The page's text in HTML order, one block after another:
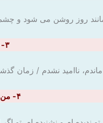
روز روشن می شود و
۳- اگر چه دیر بماندم امید بر نگرفتم / مَضَی الزَّمانُ وَ قَلبی یَقول إنَّکَ آتی
ناامید نشدم / زمان
۴- من آدمی به جمالت نه دیدم و نه شنیدم / اگر گِلی به حقیقت عَجین آب حیاتی